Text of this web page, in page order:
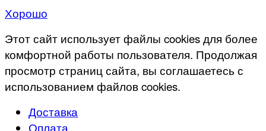
Хорошо
Этот сайт использует файлы cookies для более
комфортной работы пользователя. Продолжая
просмотр страниц сайта, вы соглашаетесь с
использованием файлов cookies.
Доставка
Оплата